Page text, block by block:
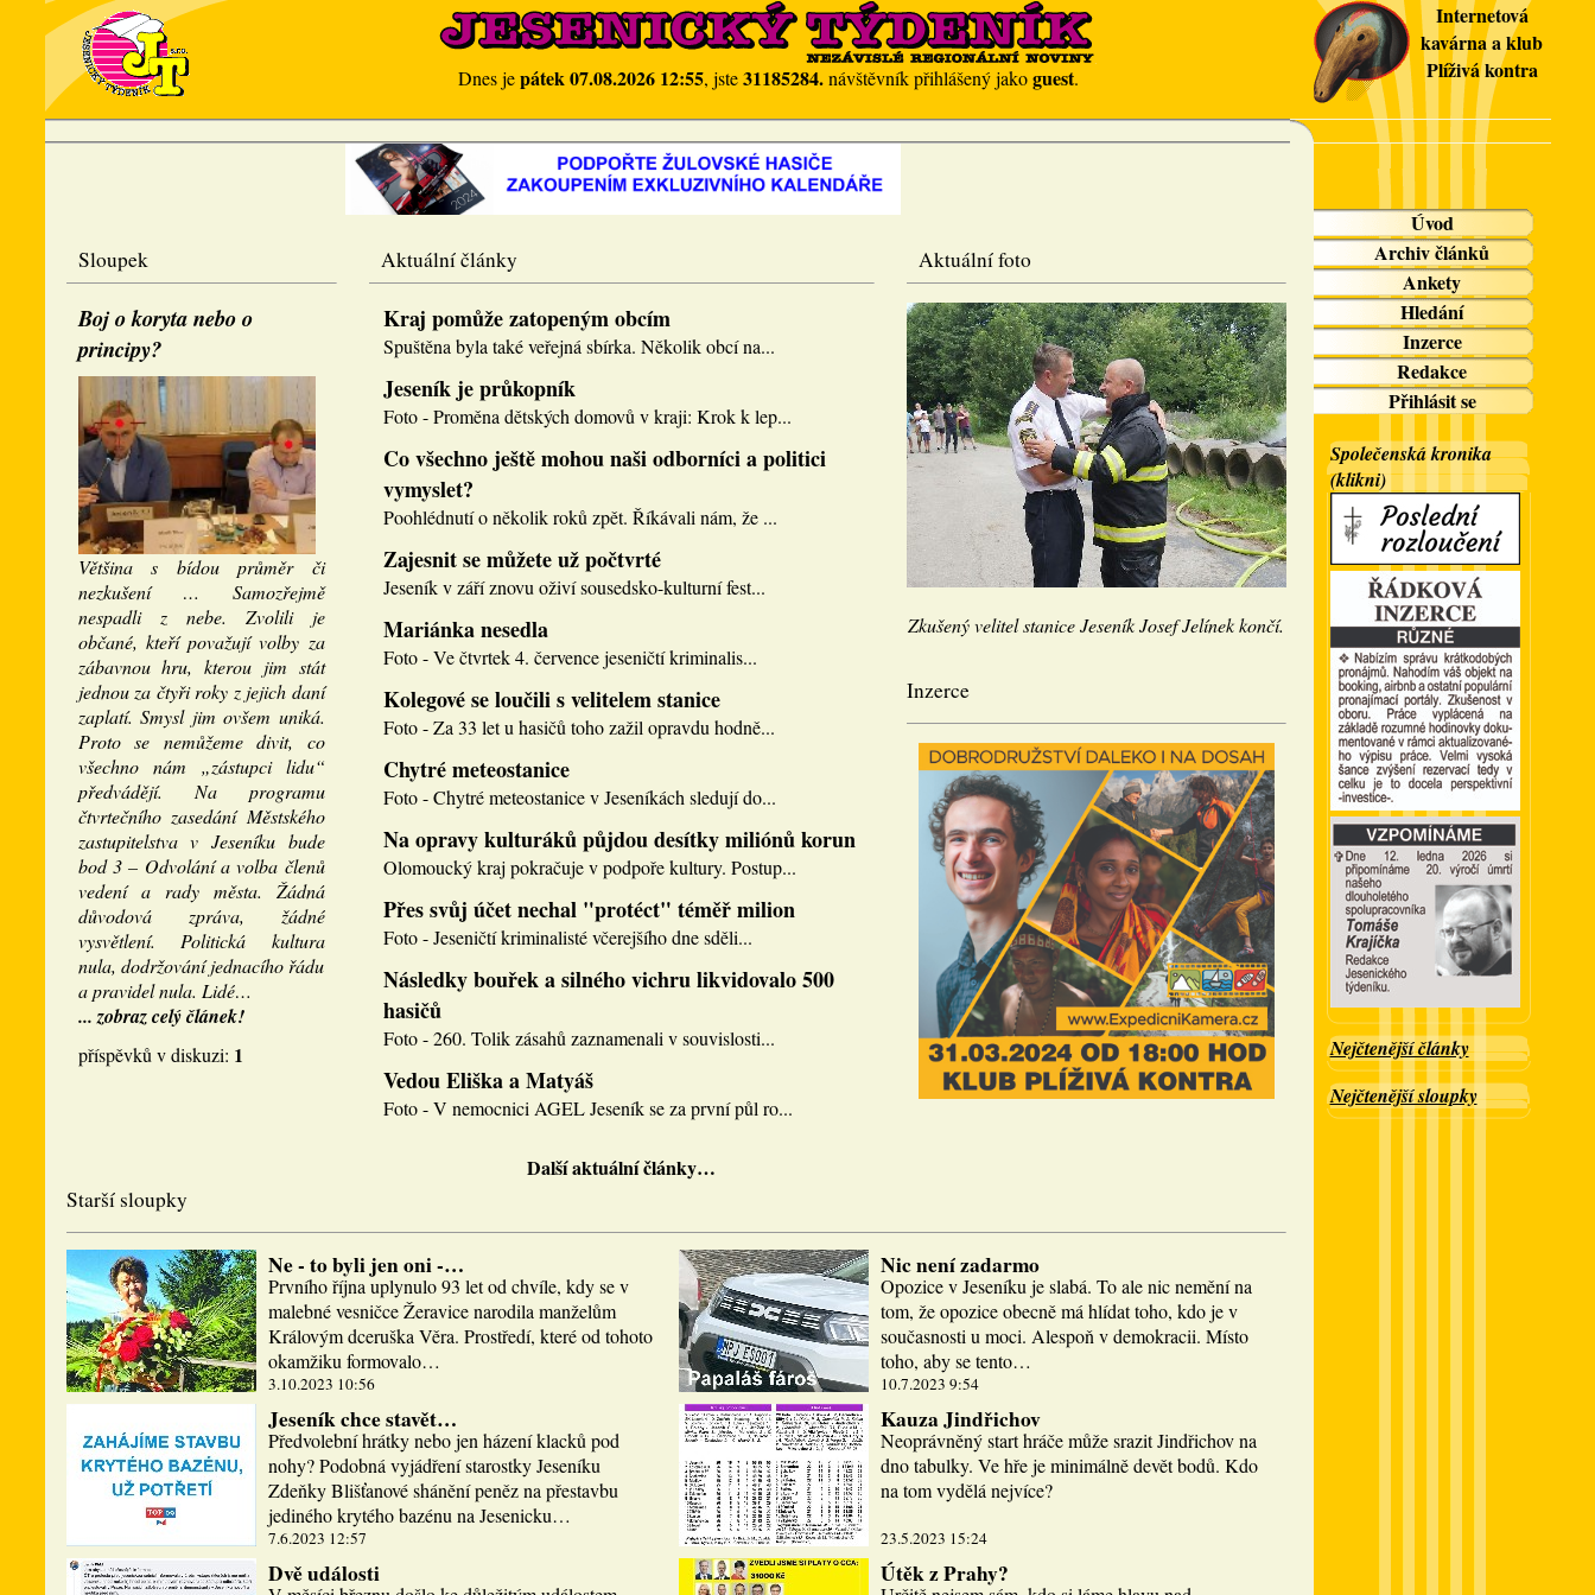
Dnes jepátek 07.08.2026 12:55, jste31185284.návštěvník přihlášený jakoguest.
Internetová
kavárna a klub
Plíživá kontra
Sloupek
Boj o koryta nebo o
principy?
Většina s bídou průměr či
nezkušení … Samozřejmě
nespadli z nebe. Zvolili je
občané, kteří považují volby za
zábavnou hru, kterou jim stát
jednou za čtyři roky z jejich daní
zaplatí. Smysl jim ovšem uniká.
Proto se nemůžeme divit, co
všechno nám „zástupci lidu“
předvádějí. Na programu
čtvrtečního zasedání Městského
zastupitelstva v Jeseníku bude
bod 3 – Odvolání a volba členů
vedení a rady města. Žádná
důvodová zpráva, žádné
vysvětlení. Politická kultura
nula, dodržování jednacího řádu
a pravidel nula. Lidé…
... zobraz celý článek!
příspěvků v diskuzi: 1
Aktuální články
Kraj pomůže zatopeným obcím
Spuštěna byla také veřejná sbírka. Několik obcí na...
Jeseník je průkopník
Foto - Proměna dětských domovů v kraji: Krok k lep...
Co všechno ještě mohou naši odborníci a politici
vymyslet?
Poohlédnutí o několik roků zpět. Říkávali nám, že ...
Zajesnit se můžete už počtvrté
Jeseník v září znovu oživí sousedsko-kulturní fest...
Mariánka nesedla
Foto - Ve čtvrtek 4. července jeseničtí kriminalis...
Kolegové se loučili s velitelem stanice
Foto - Za 33 let u hasičů toho zažil opravdu hodně...
Chytré meteostanice
Foto - Chytré meteostanice v Jeseníkách sledují do...
Na opravy kulturáků půjdou desítky miliónů korun
Olomoucký kraj pokračuje v podpoře kultury. Postup...
Přes svůj účet nechal "protéct" téměř milion
Foto - Jeseničtí kriminalisté včerejšího dne sděli...
Následky bouřek a silného vichru likvidovalo 500
hasičů
Foto - 260. Tolik zásahů zaznamenali v souvislosti...
Vedou Eliška a Matyáš
Foto - V nemocnici AGEL Jeseník se za první půl ro...
Další aktuální články…
Aktuální foto
Zkušený velitel stanice Jeseník Josef Jelínek končí.
Inzerce
Starší sloupky
Ne - to byli jen oni -…
Prvního října uplynulo 93 let od chvíle, kdy se v
malebné vesničce Žeravice narodila manželům
Královým dceruška Věra. Prostředí, které od tohoto
okamžiku formovalo…
3.10.2023 10:56
Jeseník chce stavět…
Předvolební hrátky nebo jen házení klacků pod
nohy? Podobná vyjádření starostky Jeseníku
Zdeňky Blišťanové shánění peněz na přestavbu
jediného krytého bazénu na Jesenicku…
7.6.2023 12:57
Dvě události
Nic není zadarmo
Opozice v Jeseníku je slabá. To ale nic nemění na
tom, že opozice obecně má hlídat toho, kdo je v
současnosti u moci. Alespoň v demokracii. Místo
toho, aby se tento…
10.7.2023 9:54
Kauza Jindřichov
Neoprávněný start hráče může srazit Jindřichov na
dno tabulky. Ve hře je minimálně devět bodů. Kdo
na tom vydělá nejvíce?
23.5.2023 15:24
Útěk z Prahy?
Úvod
Archiv článků
Ankety
Hledání
Inzerce
Redakce
Přihlásit se
Společenská kronika
(klikni)
Nejčtenější články
Nejčtenější sloupky